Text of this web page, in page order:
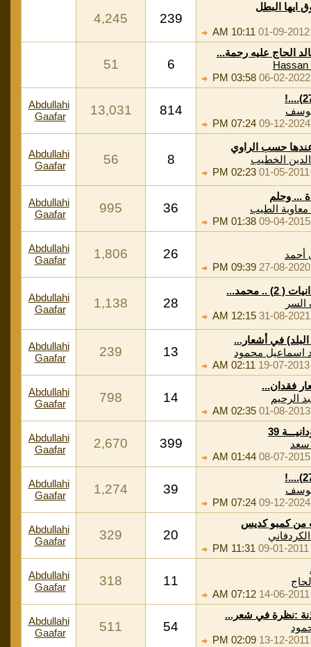
ايها البطل
01-09-2012
10:11 AM
239
4,245
الحاج عليه رحمة...
Hassan
06-02-2022
03:58 PM
6
51
09-12-2024
07:24 PM
814
13,031
Abdullahi
Gaafar
حسب الراوي
الخطيب
01-05-2011
02:23 PM
8
56
Abdullahi
Gaafar
... وحلم
الطيب
09-04-2015
01:38 PM
36
995
Abdullahi
Gaafar
أحمد
27-08-2020
09:39 PM
26
1,806
Abdullahi
Gaafar
.. محمد...
31-08-2021
12:15 AM
28
1,138
Abdullahi
Gaafar
في أشعار...
اسماعيل محمود
19-07-2013
02:11 AM
13
239
Abdullahi
Gaafar
فقدان...
الرحيم
01-08-2013
02:35 AM
14
798
Abdullahi
Gaafar
39
08-07-2015
01:44 AM
399
2,670
Abdullahi
Gaafar
09-12-2024
07:24 PM
39
1,274
Abdullahi
Gaafar
من كمبو كديس
09-01-2011
11:31 PM
20
329
Abdullahi
Gaafar
14-06-2011
07:12 AM
11
318
Abdullahi
Gaafar
:نظرة في شعر...
13-12-2011
02:09 PM
54
511
Abdullahi
Gaafar